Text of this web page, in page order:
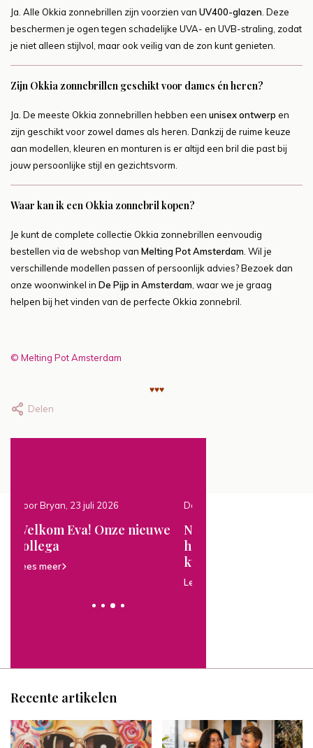
Ja. Alle Okkia zonnebrillen zijn voorzien van UV400-glazen. Deze
beschermen je ogen tegen schadelijke UVA- en UVB-straling, zodat
je niet alleen stijlvol, maar ook veilig van de zon kunt genieten.
Zijn Okkia zonnebrillen geschikt voor dames én heren?
Ja. De meeste Okkia zonnebrillen hebben een unisex ontwerp en
zijn geschikt voor zowel dames als heren. Dankzij de ruime keuze
aan modellen, kleuren en monturen is er altijd een bril die past bij
jouw persoonlijke stijl en gezichtsvorm.
Waar kan ik een Okkia zonnebril kopen?
Je kunt de complete collectie Okkia zonnebrillen eenvoudig
bestellen via de webshop van Melting Pot Amsterdam. Wil je
verschillende modellen passen of persoonlijk advies? Bezoek dan
onze woonwinkel in De Pijp in Amsterdam, waar we je graag
helpen bij het vinden van de perfecte Okkia zonnebril.
© Melting Pot Amsterdam
♥♥♥
Delen
Door Bryan, 22 juli 2026
NIEUW: Unieke
handgeschilderde
kunstwerken
Recente artikelen